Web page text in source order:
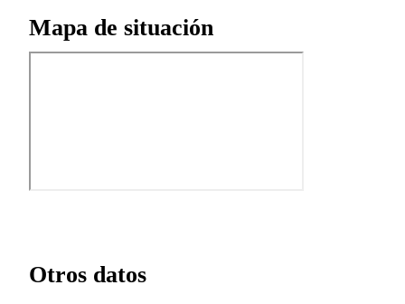
Mapa de situación
Otros datos